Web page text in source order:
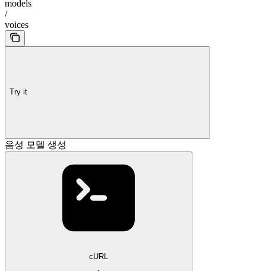
models
/
voices
Try it
음성 모델 생성
cURL